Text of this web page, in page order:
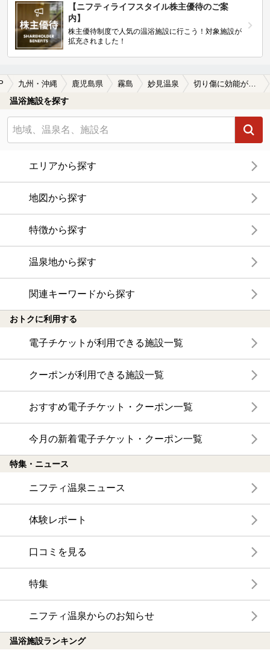
【ニフティライフスタイル株主優待のご案
内】
株主優待制度で人気の温浴施設に行こう！対象施設が
拡充されました！
九州・沖縄 鹿児島県 霧島 妙見温泉 切り傷に効能がある妙見温泉の温泉、日帰り温泉、スーパー銭湯おすすめ
温浴施設を探す
エリアから探す
地図から探す
特徴から探す
温泉地から探す
関連キーワードから探す
おトクに利用する
電子チケットが利用できる施設一覧
クーポンが利用できる施設一覧
おすすめ電子チケット・クーポン一覧
今月の新着電子チケット・クーポン一覧
特集・ニュース
ニフティ温泉ニュース
体験レポート
口コミを見る
特集
ニフティ温泉からのお知らせ
温浴施設ランキング